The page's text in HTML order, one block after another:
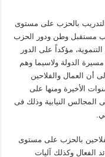
بالحزب على مستوى
مستقبل وطن ودور الحزب
مؤكداً على الدور
الدولة ولاسيما وهم
أن العمال والفلاحين
الأخيرة ومنها على
المجالس النيابية وذلك فى
بالحزب على مستوى
الفعال وكذلك آليات